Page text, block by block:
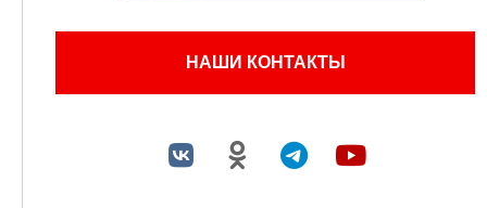
НАШИ КОНТАКТЫ